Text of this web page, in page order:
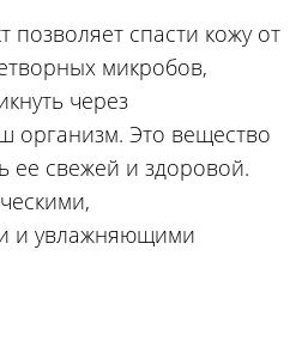
позволяет спасти кожу от
микробов,
через
организм. Это вещество
ее свежей и здоровой.
и увлажняющими